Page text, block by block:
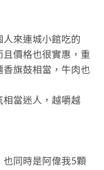
來連城小館吃的
價格也很實惠，重
旗鼓相當，牛肉也
當迷人，越嚼越
同時是阿偉我5顆